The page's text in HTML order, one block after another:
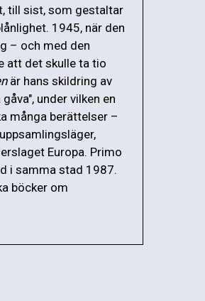
till sist, som gestaltar
1945, när den
– och med den
att det skulle ta tio
är hans skildring av
under vilken en
många berättelser –
Europa. Primo
i samma stad 1987.
böcker om